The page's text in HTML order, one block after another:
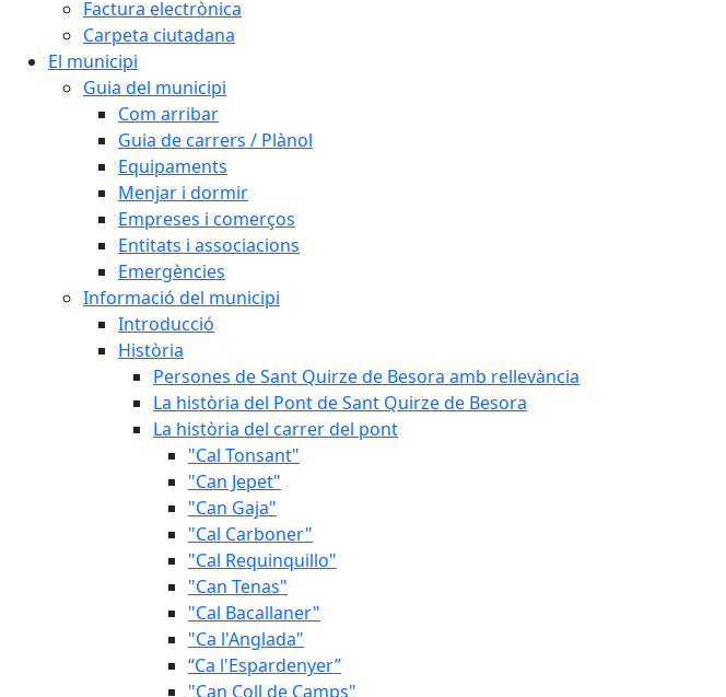
Factura electrònica
Carpeta ciutadana
El municipi
Guia del municipi
Com arribar
Guia de carrers / Plànol
Equipaments
Menjar i dormir
Empreses i comerços
Entitats i associacions
Emergències
Informació del municipi
Introducció
Història
Persones de Sant Quirze de Besora amb rellevància
La història del Pont de Sant Quirze de Besora
La història del carrer del pont
"Cal Tonsant"
"Can Jepet"
"Can Gaja"
"Cal Carboner"
"Cal Requinquillo"
"Can Tenas"
"Cal Bacallaner"
"Ca l'Anglada"
“Ca l'Espardenyer”
"Can Coll de Camps"